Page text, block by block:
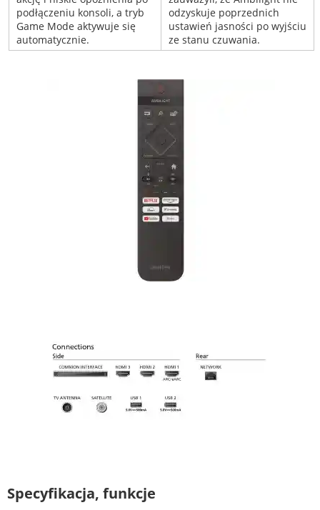
podłączeniu konsoli, a tryb
Game Mode aktywuje się
automatycznie.
odzyskuje poprzednich
ustawień jasności po wyjściu
ze stanu czuwania.
Specyfikacja, funkcje